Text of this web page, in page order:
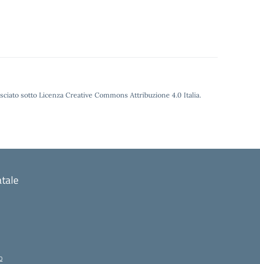
sotto Licenza Creative Commons Attribuzione 4.0 Italia.